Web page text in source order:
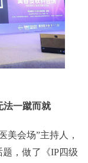
法一蹴而就
美会场”主持人，
，做了《IP四级